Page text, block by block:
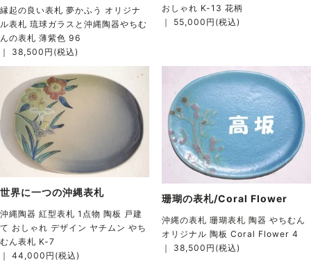
縁起の良い表札 夢かふう オリジナ
ル表札 琉球ガラスと沖縄陶器やちむ
んの表札 薄紫色 96
｜ 38,500円(税込)
おしゃれ K-13 花柄
｜ 55,000円(税込)
世界に一つの沖縄表札
沖縄陶器 紅型表札 1点物 陶板 戸建
て おしゃれ デザイン ヤチムン やち
むん表札 K-7
｜ 44,000円(税込)
珊瑚の表札/Coral Flower
沖縄の表札 珊瑚表札 陶器 やちむん
オリジナル 陶板 Coral Flower 4
｜ 38,500円(税込)